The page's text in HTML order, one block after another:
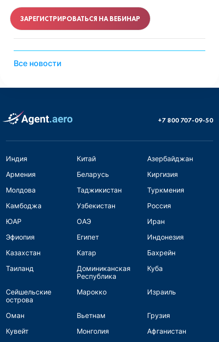
Все новости
+7 800 707-09-50
Индия Китай
Азербайджан
Армения
Беларусь
Киргизия
Молдова
Таджикистан
Туркмения
Камбоджа
Узбекистан
Россия
ЮАР
ОАЭ
Иран
Эфиопия
Египет
Индонезия
Казахстан
Катар
Бахрейн
Таиланд
Доминиканская
Республика
Куба
Сейшельские
острова
Марокко Израиль
Оман Вьетнам
Грузия
Кувейт
Монголия
Афганистан